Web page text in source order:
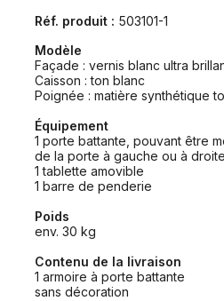
Réf. produit : 503101-1
Modèle
Façade : vernis blanc ultra
Caisson : ton blanc
Poignée : matière synthétique
Équipement
1 porte battante, pouvant être
de la porte à gauche ou à droite
1 tablette amovible
1 barre de penderie
Poids
env. 30 kg
Contenu de la livraison
1 armoire à porte battante
sans décoration